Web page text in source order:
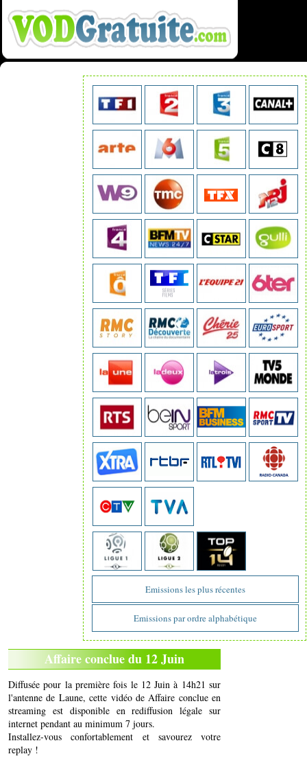
Emissions les plus récentes
Emissions par ordre alphabétique
Affaire conclue du 12 Juin
Diffusée pour la première fois le 12 Juin à 14h21 sur
l'antenne de Laune, cette vidéo de Affaire conclue en
streaming est disponible en rediffusion légale sur
internet pendant au minimum 7 jours.
Installez-vous confortablement et savourez votre
replay !